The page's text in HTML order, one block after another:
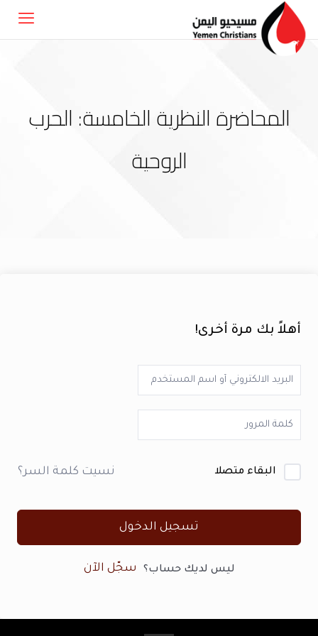
المحاضرة النظرية الخامسة: الحرب
الروحية
أهلاً بك مرة أخرى!
البقاء متصلا نسيت كلمة السر؟
تسجيل الدخول
ليس لديك حساب؟ سجّل الآن